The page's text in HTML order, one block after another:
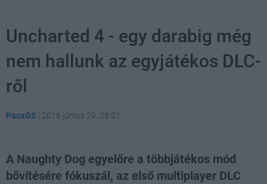
Uncharted 4 - egy darabig még
nem hallunk az egyjátékos DLC-
ről
PacaGS | 2016 június 29. 08:01
A Naughty Dog egyelőre a többjátékos mód
bővítésére fókuszál, az első multiplayer DLC